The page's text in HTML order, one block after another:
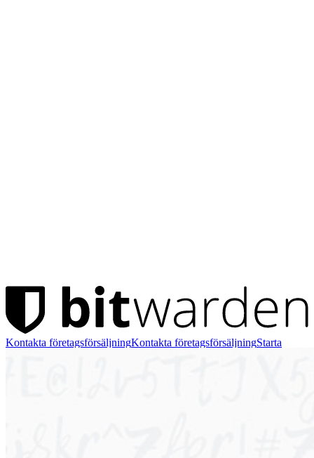
Kontakta företagsförsäljningKontakta företagsförsäljningStarta